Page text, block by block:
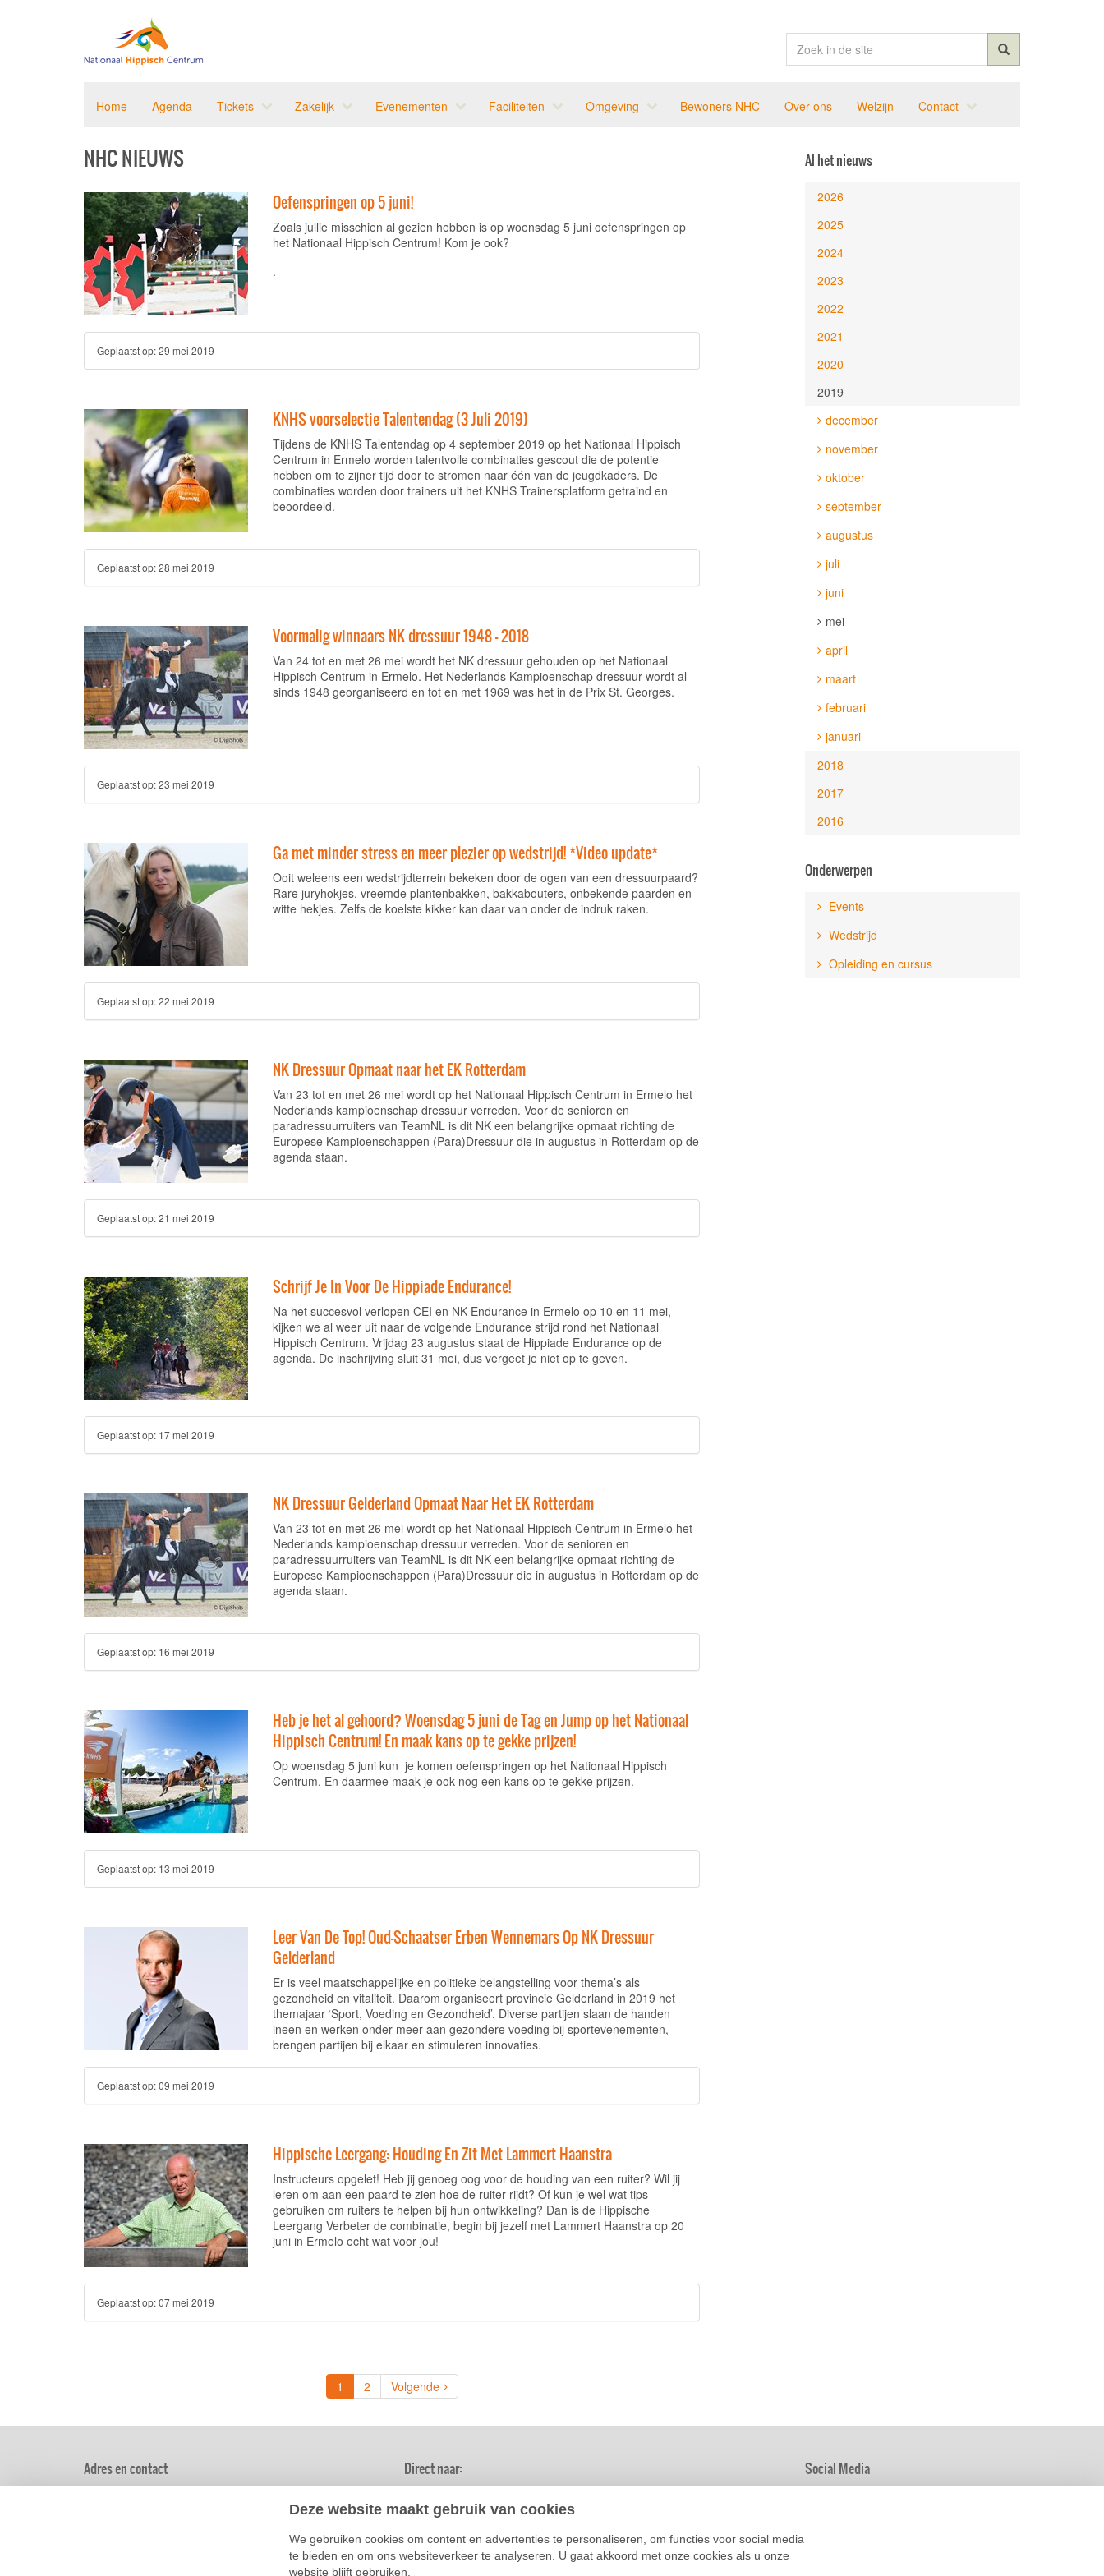
Home Agenda Tickets Zakelijk Evenementen Faciliteiten Omgeving Bewoners NHC Over ons Welzijn Contact
NHC NIEUWS
Oefenspringen op 5 juni!
Zoals jullie misschien al gezien hebben is op woensdag 5 juni oefenspringen op
het Nationaal Hippisch Centrum! Kom je ook?
.
Geplaatst op:29 mei 2019
KNHS voorselectie Talentendag (3 Juli 2019)
Tijdens de KNHS Talentendag op 4 september 2019 op het Nationaal Hippisch
Centrum in Ermelo worden talentvolle combinaties gescout die de potentie
hebben om te zijner tijd door te stromen naar één van de jeugdkaders. De
combinaties worden door trainers uit het KNHS Trainersplatform getraind en
beoordeeld.
Geplaatst op:28 mei 2019
Voormalig winnaars NK dressuur 1948 - 2018
Van 24 tot en met 26 mei wordt het NK dressuur gehouden op het Nationaal
Hippisch Centrum in Ermelo. Het Nederlands Kampioenschap dressuur wordt al
sinds 1948 georganiseerd en tot en met 1969 was het in de Prix St. Georges.
Geplaatst op:23 mei 2019
Ga met minder stress en meer plezier op wedstrijd! *Video update*
Ooit weleens een wedstrijdterrein bekeken door de ogen van een dressuurpaard?
Rare juryhokjes, vreemde plantenbakken, bakkabouters, onbekende paarden en
witte hekjes. Zelfs de koelste kikker kan daar van onder de indruk raken.
Geplaatst op:22 mei 2019
NK Dressuur Opmaat naar het EK Rotterdam
Van 23 tot en met 26 mei wordt op het Nationaal Hippisch Centrum in Ermelo het
Nederlands kampioenschap dressuur verreden. Voor de senioren en
paradressuurruiters van TeamNL is dit NK een belangrijke opmaat richting de
Europese Kampioenschappen (Para)Dressuur die in augustus in Rotterdam op de
agenda staan.
Geplaatst op:21 mei 2019
Schrijf Je In Voor De Hippiade Endurance!
Na het succesvol verlopen CEI en NK Endurance in Ermelo op 10 en 11 mei,
kijken we al weer uit naar de volgende Endurance strijd rond het Nationaal
Hippisch Centrum. Vrijdag 23 augustus staat de Hippiade Endurance op de
agenda. De inschrijving sluit 31 mei, dus vergeet je niet op te geven.
Geplaatst op: 17 mei 2019
NK Dressuur Gelderland Opmaat Naar Het EK Rotterdam
Van 23 tot en met 26 mei wordt op het Nationaal Hippisch Centrum in Ermelo het
Nederlands kampioenschap dressuur verreden. Voor de senioren en
paradressuurruiters van TeamNL is dit NK een belangrijke opmaat richting de
Europese Kampioenschappen (Para)Dressuur die in augustus in Rotterdam op de
agenda staan.
Geplaatst op: 16 mei 2019
Heb je het al gehoord? Woensdag 5 juni de Tag en Jump op het Nationaal
Hippisch Centrum! En maak kans op te gekke prijzen!
Op woensdag 5 juni kun je komen oefenspringen op het Nationaal Hippisch
Centrum. En daarmee maak je ook nog een kans op te gekke prijzen.
Geplaatst op: 13 mei 2019
Leer Van De Top! Oud-Schaatser Erben Wennemars Op NK Dressuur
Gelderland
Er is veel maatschappelijke en politieke belangstelling voor thema’s als
gezondheid en vitaliteit. Daarom organiseert provincie Gelderland in 2019 het
themajaar ‘Sport, Voeding en Gezondheid’. Diverse partijen slaan de handen
ineen en werken onder meer aan gezondere voeding bij sportevenementen,
brengen partijen bij elkaar en stimuleren innovaties.
Geplaatst op:09 mei 2019
Hippische Leergang: Houding En Zit Met Lammert Haanstra
Instructeurs opgelet! Heb jij genoeg oog voor de houding van een ruiter? Wil jij
leren om aan een paard te zien hoe de ruiter rijdt? Of kun je wel wat tips
gebruiken om ruiters te helpen bij hun ontwikkeling? Dan is de Hippische
Leergang Verbeter de combinatie, begin bij jezelf met Lammert Haanstra op 20
juni in Ermelo echt wat voor jou!
Geplaatst op:07 mei 2019
1 (current)
2 Volgende
Al het nieuws
2026
2025
2024
2023
2022
2021
2020
2019
december
november
oktober
september
augustus
juli
juni
mei
april
maart
februari
januari
2018
2017
2016
Onderwerpen
Events
Wedstrijd
Opleiding en cursus
Adres en contact Direct naar:
Meeting & event
Het terrein
Sitemap
Algemene
voorwaarden
Social Media
Deze website maakt gebruik van cookies
We gebruiken cookies om content en advertenties te personaliseren, om functies voor social media
te bieden en om ons websiteverkeer te analyseren. U gaat akkoord met onze cookies als u onze
website blijft gebruiken.